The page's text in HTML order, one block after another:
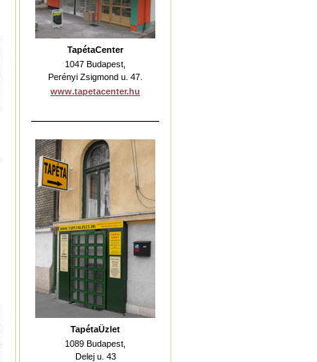
TapétaCenter
1047 Budapest,
Perényi Zsigmond u. 47.
www.tapetacenter.hu
TapétaÜzlet
1089 Budapest,
Delej u. 43